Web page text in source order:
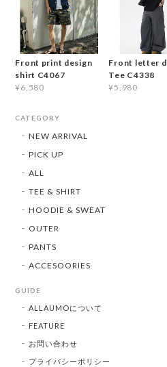
Front print design
shirt C4067
¥6,580
Front letter
Tee C4338
¥5,980
CATEGORY
NEW ARRIVAL
PICK UP
ALL
TEE & SHIRT
HOODIE & SWEAT
OUTER
PANTS
ACCESOORIES
GUIDE
ALLAUMOについて
FEATURE
お問い合わせ
プライバシーポリシー